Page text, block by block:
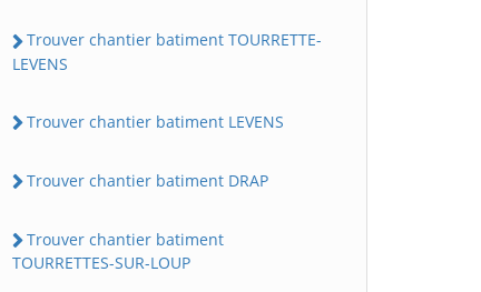
Trouver chantier batiment TOURRETTE-
LEVENS
Trouver chantier batiment LEVENS
Trouver chantier batiment DRAP
Trouver chantier batiment
TOURRETTES-SUR-LOUP